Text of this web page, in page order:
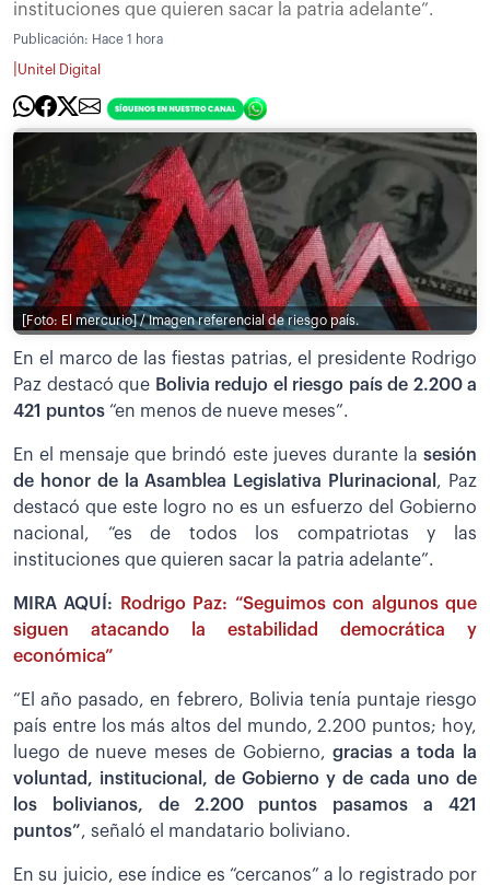
instituciones que quieren sacar la patria adelante”.
Publicación: Hace 1 hora
Unitel Digital
[Foto: El mercurio] / Imagen referencial de riesgo país.
En el marco de las fiestas patrias, el presidente Rodrigo
Paz destacó que Bolivia redujo el riesgo país de 2.200 a
421 puntos “en menos de nueve meses”.
En el mensaje que brindó este jueves durante la sesión
de honor de la Asamblea Legislativa Plurinacional , Paz
destacó que este logro no es un esfuerzo del Gobierno
nacional, “es de todos los compatriotas y las
instituciones que quieren sacar la patria adelante”.
MIRA AQUÍ:
Rodrigo Paz: “Seguimos con algunos que
siguen atacando la estabilidad democrática y
económica”
“El año pasado, en febrero, Bolivia tenía puntaje riesgo
país entre los más altos del mundo, 2.200 puntos; hoy,
luego de nueve meses de Gobierno, gracias a toda la
voluntad, institucional, de Gobierno y de cada uno de
los bolivianos, de 2.200 puntos pasamos a 421
puntos”, señaló el mandatario boliviano.
En su juicio, ese índice es “cercanos” a lo registrado por